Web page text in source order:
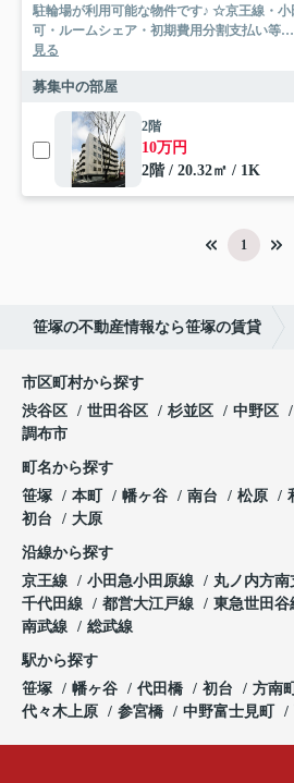
駐輪場が利用可能な物件です♪ ☆京王線・
可・ルームシェア・初期費用分割支払い等
見る
募集中の部屋
2階
10万円
2階 / 20.32㎡ / 1K
1
笹塚の不動産情報なら笹塚の賃貸
市区町村から探す
渋谷区
世田谷区 杉並区 中野区
調布市
町名から探す
笹塚
本町 幡ヶ谷 南台 松原
初台
大原
沿線から探す
京王線
小田急小田原線 丸ノ内方南
千代田線
都営大江戸線 東急世田谷
南武線
総武線
駅から探す
笹塚
幡ヶ谷 代田橋 初台 方南町
代々木上原
参宮橋 中野富士見町